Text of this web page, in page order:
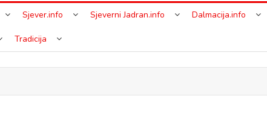
Sjever.info Sjeverni Jadran.info Dalmacija.info
Tradicija